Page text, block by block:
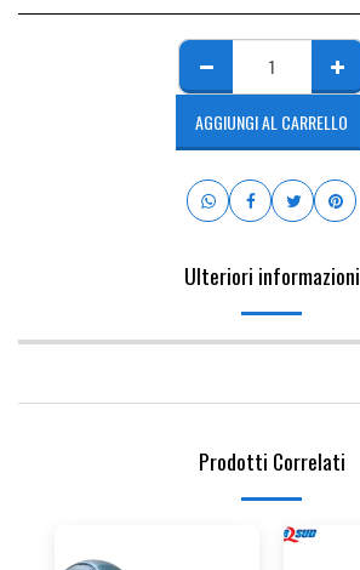
AGGIUNGI AL CARRELLO
Ulteriori informazioni
Prodotti Correlati